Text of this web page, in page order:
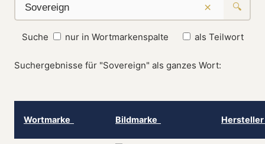
× 🔍
Suche nur in Wortmarkenspalte als Teilwort
Suchergebnisse für "Sovereign" als ganzes Wort:
Wortmarke Bildmarke